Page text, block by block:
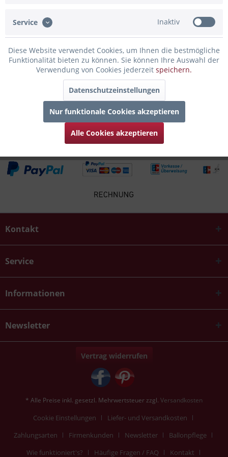
Infos zum Hersteller
Folgende Infos zum Hersteller sind verfübar......mehr
Zubehör 5
Kunden kauften auch
Kunden haben sich ebenfalls angesehen
Kontakt
Service
Informationen
Newsletter
Vertrag widerrufen
* Alle Preise inkl. gesetzl. Mehrwertsteuer zzgl. Versandkosten
Cookie Einstellungen
Liefer- und Versandkosten
Zahlungsarten
Firmenkunden Newsletter
Ballonpflege
Wie funktioniert's?
Häufige Fragen / FAQ Kontakt
Service Inaktiv
Diese Website verwendet Cookies, um Ihnen die bestmögliche
Funktionalität bieten zu können. Sie können Ihre Auswahl der
Verwendung von Cookies jederzeit speichern.
Datenschutzeinstellungen
Nur funktionale Cookies akzeptieren
Alle Cookies akzeptieren